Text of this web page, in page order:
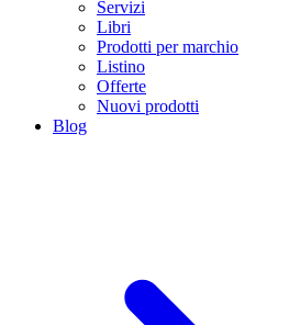
Servizi
Libri
Prodotti per marchio
Listino
Offerte
Nuovi prodotti
Blog